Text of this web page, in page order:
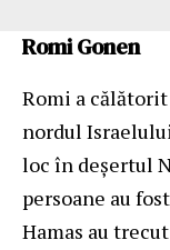
Romi Gonen
Romi a călătorit
nordul
loc în deșertul
persoane au
Hamas au